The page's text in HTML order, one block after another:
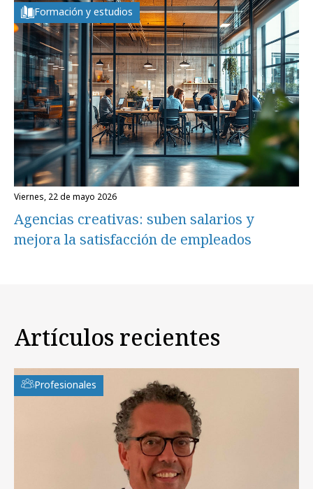
Formación y estudios
viernes, 22 de mayo 2026
Agencias creativas: suben salarios y
mejora la satisfacción de empleados
Artículos recientes
Profesionales